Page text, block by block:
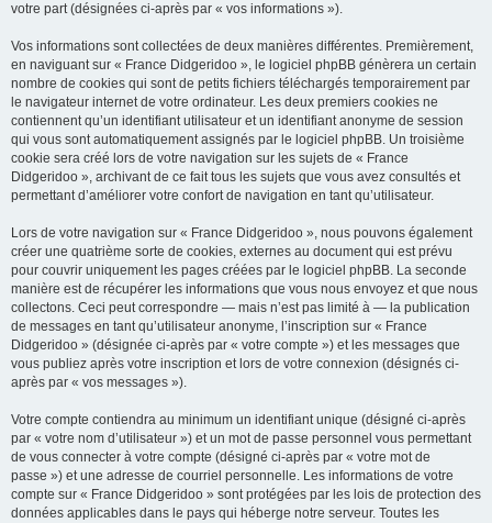
votre part (désignées ci-après par « vos informations »).
Vos informations sont collectées de deux manières différentes. Premièrement,
en naviguant sur « France Didgeridoo », le logiciel phpBB génèrera un certain
nombre de cookies qui sont de petits fichiers téléchargés temporairement par
le navigateur internet de votre ordinateur. Les deux premiers cookies ne
contiennent qu’un identifiant utilisateur et un identifiant anonyme de session
qui vous sont automatiquement assignés par le logiciel phpBB. Un troisième
cookie sera créé lors de votre navigation sur les sujets de « France
Didgeridoo », archivant de ce fait tous les sujets que vous avez consultés et
permettant d’améliorer votre confort de navigation en tant qu’utilisateur.
Lors de votre navigation sur « France Didgeridoo », nous pouvons également
créer une quatrième sorte de cookies, externes au document qui est prévu
pour couvrir uniquement les pages créées par le logiciel phpBB. La seconde
manière est de récupérer les informations que vous nous envoyez et que nous
collectons. Ceci peut correspondre — mais n’est pas limité à — la publication
de messages en tant qu’utilisateur anonyme, l’inscription sur « France
Didgeridoo » (désignée ci-après par « votre compte ») et les messages que
vous publiez après votre inscription et lors de votre connexion (désignés ci-
après par « vos messages »).
Votre compte contiendra au minimum un identifiant unique (désigné ci-après
par « votre nom d’utilisateur ») et un mot de passe personnel vous permettant
de vous connecter à votre compte (désigné ci-après par « votre mot de
passe ») et une adresse de courriel personnelle. Les informations de votre
compte sur « France Didgeridoo » sont protégées par les lois de protection des
données applicables dans le pays qui héberge notre serveur. Toutes les